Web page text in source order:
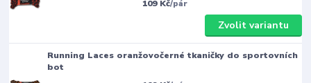
109 Kč/pár
Zvolit variantu
Running Laces oranžovočerné tkaničky do sportovních
bot